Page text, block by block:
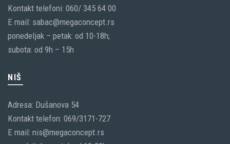
Kontakt telefoni: 060/ 345 64 00
E mail: sabac@megaconcept.rs
ponedeljak – petak: od 10-18h;
subota: od 9h – 15h
NIŠ
Adresa: Dušanova 54
Kontakt telefon: 069/3171-727
E mail: nis@megaconcept.rs